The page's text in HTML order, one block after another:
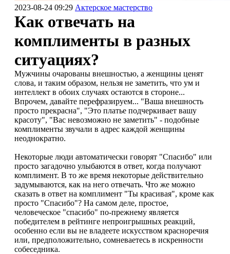
2023-08-24 09:29 Актерское мастерство
Как отвечать на
комплименты в разных
ситуациях?
Мужчины очарованы внешностью, а женщины ценят
слова, и таким образом, нельзя не заметить, что ум и
интеллект в обоих случаях остаются в стороне...
Впрочем, давайте перефразируем... "Ваша внешность
просто прекрасна", "Это платье подчеркивает вашу
красоту", "Вас невозможно не заметить" - подобные
комплименты звучали в адрес каждой женщины
неоднократно.
Некоторые люди автоматически говорят "Спасибо" или
просто загадочно улыбаются в ответ, когда получают
комплимент. В то же время некоторые действительно
задумываются, как на него отвечать. Что же можно
сказать в ответ на комплимент "Ты красивая", кроме как
просто "Спасибо"? На самом деле, простое,
человеческое "спасибо" по-прежнему является
победителем в рейтинге непроигрышных реакций,
особенно если вы не владеете искусством красноречия
или, предположительно, сомневаетесь в искренности
собеседника.